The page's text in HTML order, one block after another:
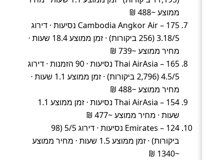
ממוצע ~488 ₪
Cambodia Angkor Air – 175 נסיעות · דירוג
3.18/5 (256 ביקורות) · זמן ממוצע 18.4 שעות ·
מחיר ממוצע ~739 ₪
Thai AirAsia – 165 נסיעות · 90 הזמנות · דירוג
4.5/5 (2,796 ביקורות) · זמן ממוצע 1.1 שעות ·
מחיר ממוצע ~488 ₪
Thai AirAsia – 154 נסיעות · זמן ממוצע 1.1
שעות · מחיר ממוצע ~477 ₪
Emirates – 124 נסיעות · דירוג 5/5 (98
ביקורות) · זמן ממוצע 1.5 שעות · מחיר ממוצע
~1340 ₪